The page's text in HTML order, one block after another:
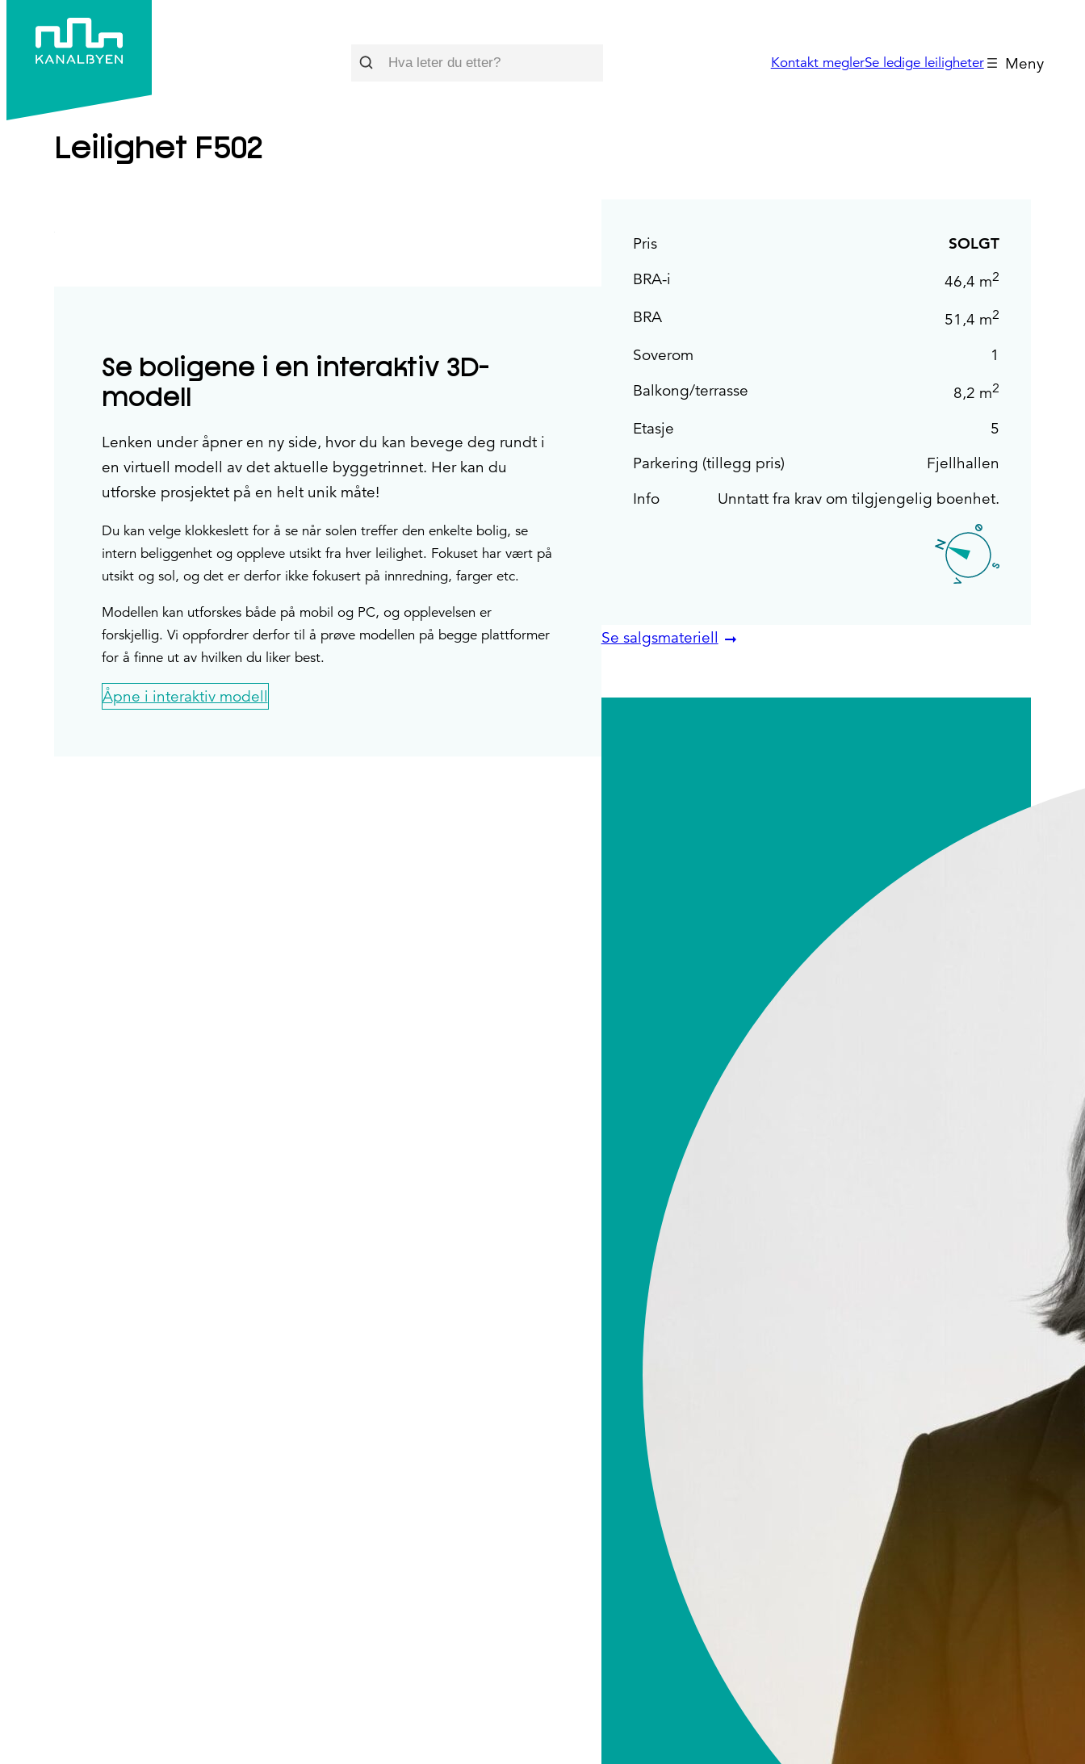
Søk Kontakt meglerSe ledige leiligheter
F502
Se boligene i en interaktiv 3D-
modell
Lenken under åpner en ny side, hvor du kan bevege deg rundt i
en virtuell modell av det aktuelle byggetrinnet. Her kan du
utforske prosjektet på en helt unik måte!
Du kan velge klokkeslett for å se når solen treffer den enkelte bolig, se
intern beliggenhet og oppleve utsikt fra hver leilighet. Fokuset har vært på
utsikt og sol, og det er derfor ikke fokusert på innredning, farger etc.
Modellen kan utforskes både på mobil og PC, og opplevelsen er
forskjellig. Vi oppfordrer derfor til å prøve modellen på begge plattformer
for å finne ut av hvilken du liker best.
Åpne i interaktiv modell
Pris
SOLGT
BRA-i
46,4 m2
BRA 51,4 m2
Soverom
1
Balkong/terrasse
8,2 m2
Etasje
5
Parkering (tillegg pris)
Fjellhallen
Info
Unntatt fra krav om tilgjengelig boenhet.
Se salgsmateriell